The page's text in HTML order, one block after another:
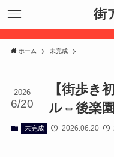
街
ホーム 未完成
【街歩き
ル⇔後楽園
2026
6/20
未完成 2026.06.20